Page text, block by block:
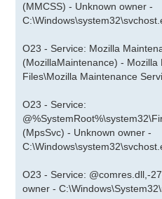
(MMCSS) - Unknown owner -
O23 - Service: Mozilla
(MozillaMaintenance) -
Files\Mozilla Maintenance
O23 - Service:
(MpsSvc) - Unknown owner -
O23 - Service: @comres.dll,-
owner -